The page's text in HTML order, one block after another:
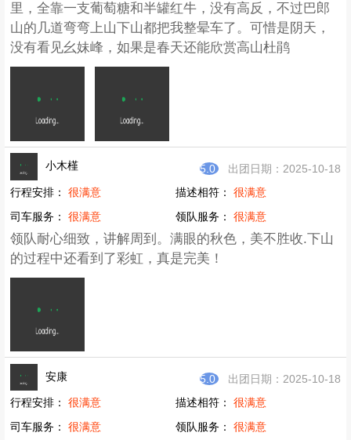
里，全靠一支葡萄糖和半罐红牛，没有高反，不过巴郎
山的几道弯弯上山下山都把我整晕车了。可惜是阴天，
没有看见幺妹峰，如果是春天还能欣赏高山杜鹃
小木槿 5.0
出团日期：2025-10-18
行程安排：很满意 描述相符： 很满意
司车服务：很满意 领队服务： 很满意
领队耐心细致，讲解周到。满眼的秋色，美不胜收.下山
的过程中还看到了彩虹，真是完美！
安康 5.0
出团日期：2025-10-18
行程安排：很满意 描述相符： 很满意
司车服务：很满意 领队服务： 很满意